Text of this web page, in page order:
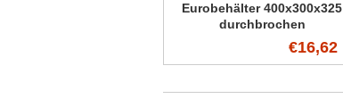
Eurobehälter 400x300x325
durchbrochen
€16,62